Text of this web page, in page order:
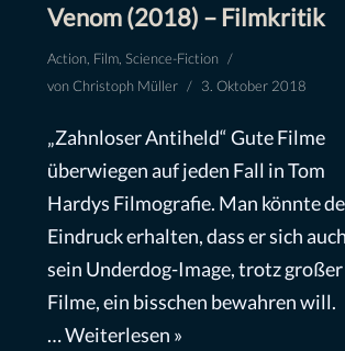
Venom (2018) – Filmkritik
Action Film ,Science-Fiction
vonChristoph Müller 3. Oktober 2018
„Zahnloser Antiheld“ Gute Filme
überwiegen auf jeden Fall in Tom
Hardys Filmografie. Man könnte
Eindruck erhalten, dass er sich auch
sein Underdog-Image, trotz großer
Filme, ein bisschen bewahren will.
…Weiterlesen »